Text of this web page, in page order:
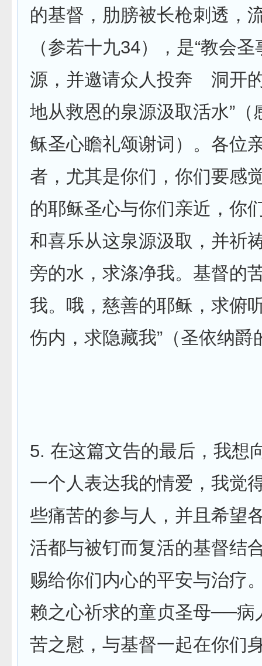
的基督，肋膀被长枪刺透，
（参若十九34），是“教会
源，并邀请众人投奔 洞开
地从救恩的泉源汲取活水”（
稣圣心瞻礼颂谢词）。各位
者，尤其是你们，你们要感
的耶稣圣心与你们亲近，你
和喜乐从这泉源汲取，并祈
旁的水，求涤净我。基督的
我。哦，慈善的耶稣，求俯
伤内，求隐藏我”（圣依纳爵
5. 在这篇文告的最后，我想
一个人表达我的情爱，我觉
些痛苦的参与人，并且希望
活都与被钉而复活的基督
赐给你们内心的平安与治疗
赖之心祈求的童贞圣母──病
苦之慰，与基督一起在你们